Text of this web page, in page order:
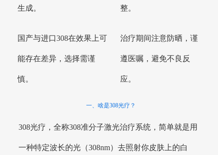
生成。 整。
国产与进口308在效果上可
能存在差异，选择需谨
慎。
治疗期间注意防晒，谨
遵医嘱，避免不良反
应。
一、啥是308光疗？
308光疗，全称308准分子激光治疗系统，简单就是用
一种特定波长的光（308nm）去照射你皮肤上的白